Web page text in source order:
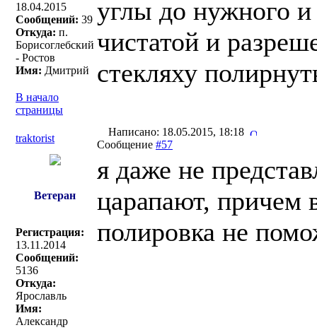
18.04.2015
Сообщений: 39
Откуда: п.
Борисоглебский
- Ростов
Имя: Дмитрий
углы до нужного
чистатой и
стекляху
В начало
страницы
traktorist
Написано: 18.05.2015, 18:18
Сообщение #57
Ветеран
Регистрация:
13.11.2014
Сообщений:
5136
Откуда:
Ярославль
Имя:
Александр
я даже не
царапают, причем
полировка не